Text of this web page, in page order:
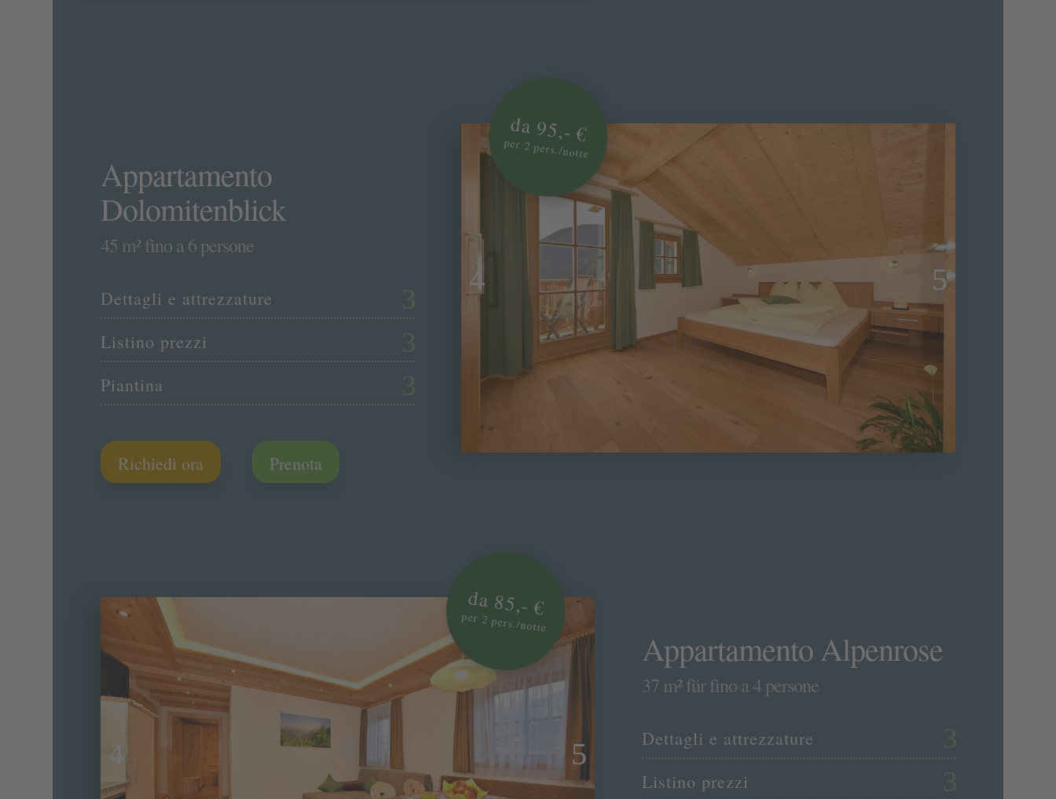
Appartamento
Dolomitenblick
45 m² fino a 6 persone
Dettagli e attrezzature
Listino prezzi
Piantina
Richiedi ora Prenota
da 95,- €
per 2 pers./notte
da 85,- €
per 2 pers./notte
Appartamento Alpenrose
37 m² für fino a 4 persone
Dettagli e attrezzature
Listino prezzi